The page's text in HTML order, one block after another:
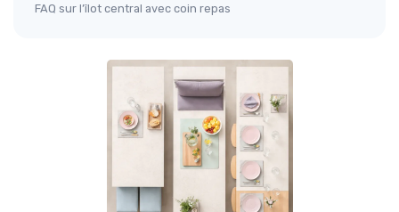
FAQ sur l’îlot central avec coin repas